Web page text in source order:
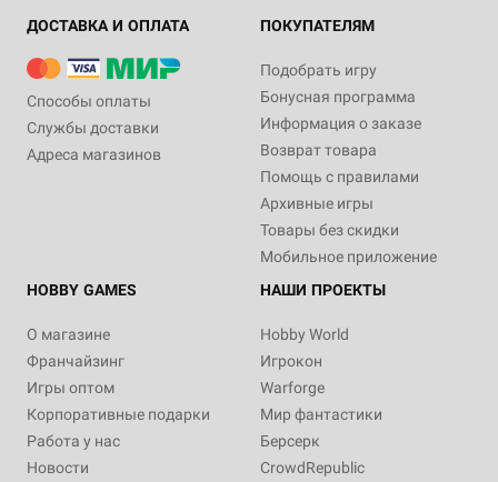
ДОСТАВКА И ОПЛАТА
Способы оплаты
Службы доставки
Адреса магазинов
ПОКУПАТЕЛЯМ
Подобрать игру
Бонусная программа
Информация о заказе
Возврат товара
Помощь с правилами
Архивные игры
Товары без скидки
Мобильное приложение
HOBBY GAMES
О магазине
Франчайзинг
Игры оптом
Корпоративные подарки
Работа у нас
Новости
НАШИ ПРОЕКТЫ
Hobby World
Игрокон
Warforge
Мир фантастики
Берсерк
CrowdRepublic